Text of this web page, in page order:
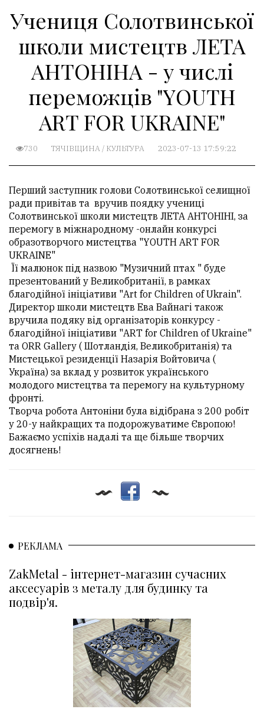
Учениця Солотвинської
школи мистецтв ЛЕТА
АНТОНІНА - у числі
переможців "YОUTH
ART FOR UKRAINE"
730 ТЯЧІВЩИНА/ КУЛЬТУРА 2023-07-13 17:59:22
Перший заступник голови Солотвинської селищної
ради привітав та вручив поядку учениці
Солотвинської школи мистецтв ЛЕТА АНТОНІНІ, за
перемогу в міжнародному -онлайн конкурсі
образотворчого мистецтва "YОUTH ART FOR
UKRAINE"
Її малюнок під назвою "Музичний птах " буде
презентований у Великобританії, в рамках
благодійної ініціативи "Art for Children of Ukrain".
Директор школи мистецтв Ева Вайнагі також
вручила подяку від організаторів конкурсу -
благодійної ініціативи "ART for Children of Ukraine"
та ORR Gallery ( Шотландія, Великобританія) та
Мистецької резиденції Назарія Войтовича (
Україна) за вклад у розвиток українського
молодого мистецтва та перемогу на культурному
фронті.
Творча робота Антоніни була відібрана з 200 робіт
у 20-у найкращих та подорожуватиме Європою!
Бажаємо успіхів надалі та ще більше творчих
досягнень!
РЕКЛАМА
ZakMetal - інтернет-магазин сучасних
аксесуарів з металу для будинку та
подвір'я.